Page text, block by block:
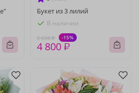
Букет из 3 лилий
В наличии
5 650 ₽ -15%
4 800 ₽